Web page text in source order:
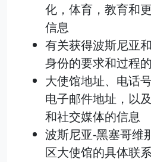
化，体育，教育和
信息
有关获得波斯尼亚
身份的要求和过程
大使馆地址、电话
电子邮件地址，以
和社交媒体的信息
波斯尼亚-黑塞哥维
区大使馆的具体联